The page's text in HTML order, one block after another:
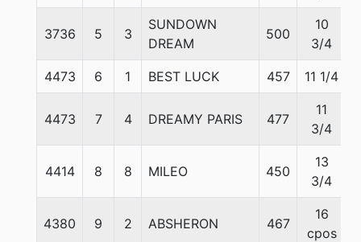
3736 5 3
SUNDOWN
DREAM
500
10
3/4
4473 6 1 BEST LUCK 457 11 1/4
4473 7 4 DREAMY PARIS 477
11
3/4
4414 8 8 MILEO 450
13
3/4
4380 9 2 ABSHERON 467
16
cpos